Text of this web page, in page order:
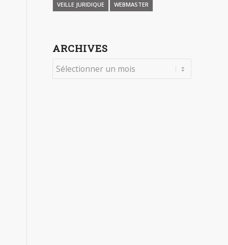
VEILLE JURIDIQUE
WEBMASTER
ARCHIVES